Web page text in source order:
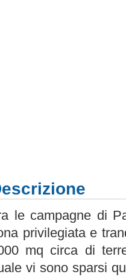
le campagne di
privilegiata e
mq circa di
vi sono sparsi